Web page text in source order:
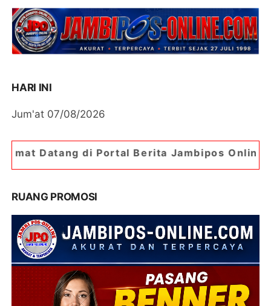
HARI INI
Jum'at 07/08/2026
Portal Berita Jambipos Online. Portal Berita
RUANG PROMOSI